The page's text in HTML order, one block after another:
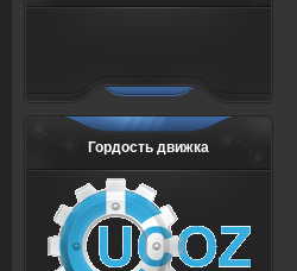
Гордость движка